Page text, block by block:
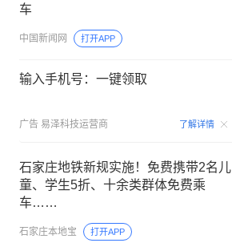
车
中国新闻网 打开APP
输入手机号：一键领取
广告 易泽科技运营商 了解详情
石家庄地铁新规实施！免费携带2名儿
童、学生5折、十余类群体免费乘
车……
石家庄本地宝 打开APP